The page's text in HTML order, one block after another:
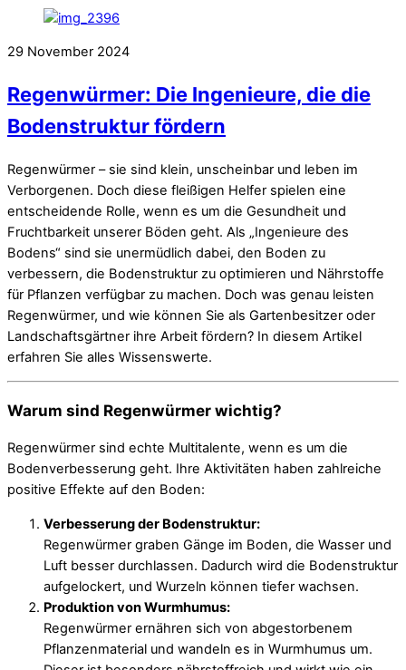
29 November 2024
Regenwürmer: Die Ingenieure, die die
Bodenstruktur fördern
Regenwürmer – sie sind klein, unscheinbar und leben im
Verborgenen. Doch diese fleißigen Helfer spielen eine
entscheidende Rolle, wenn es um die Gesundheit und
Fruchtbarkeit unserer Böden geht. Als „Ingenieure des
Bodens“ sind sie unermüdlich dabei, den Boden zu
verbessern, die Bodenstruktur zu optimieren und Nährstoffe
für Pflanzen verfügbar zu machen. Doch was genau leisten
Regenwürmer, und wie können Sie als Gartenbesitzer oder
Landschaftsgärtner ihre Arbeit fördern? In diesem Artikel
erfahren Sie alles Wissenswerte.
Warum sind Regenwürmer wichtig?
Regenwürmer sind echte Multitalente, wenn es um die
Bodenverbesserung geht. Ihre Aktivitäten haben zahlreiche
positive Effekte auf den Boden:
Verbesserung der Bodenstruktur:
Regenwürmer graben Gänge im Boden, die Wasser und
Luft besser durchlassen. Dadurch wird die Bodenstruktur
aufgelockert, und Wurzeln können tiefer wachsen.
Produktion von Wurmhumus:
Regenwürmer ernähren sich von abgestorbenem
Pflanzenmaterial und wandeln es in Wurmhumus um.